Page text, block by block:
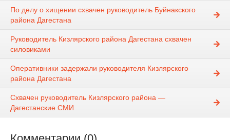
По делу о хищении схвачен руководитель Буйнакского
района Дагестана
Руководитель Кизлярского района Дагестана схвачен
силовиками
Оперативники задержали руководителя Кизлярского
района Дагестана
Схвачен руководитель Кизлярского района —
Дагестанские СМИ